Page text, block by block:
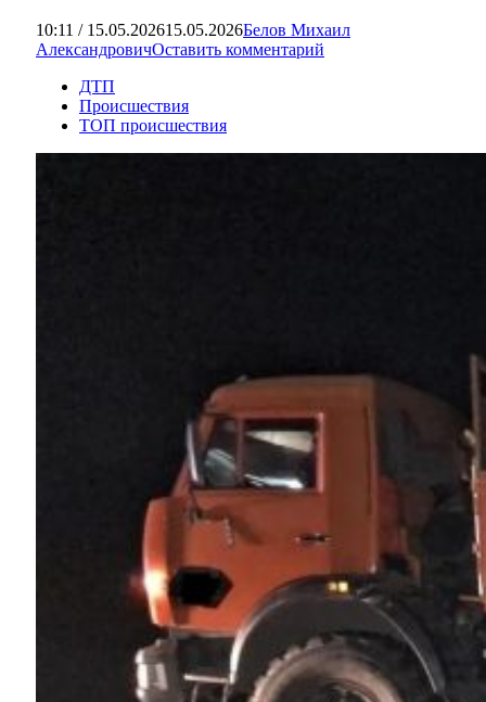
10:11 / 15.05.202615.05.2026Белов Михаил
АлександровичОставить комментарий
ДТП
Происшествия
ТОП происшествия